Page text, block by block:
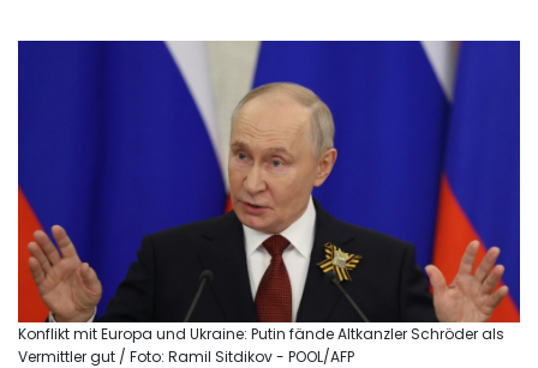
Konflikt mit Europa und Ukraine: Putin fände Altkanzler Schröder als
Vermittler gut / Foto: Ramil Sitdikov - POOL/AFP